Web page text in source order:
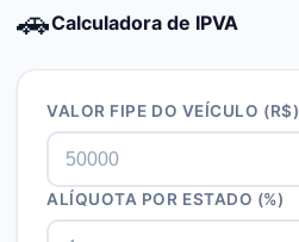
🚗Calculadora de IPVA
VALOR FIPE DO VEÍCULO (R$)
ALÍQUOTA POR ESTADO (%)